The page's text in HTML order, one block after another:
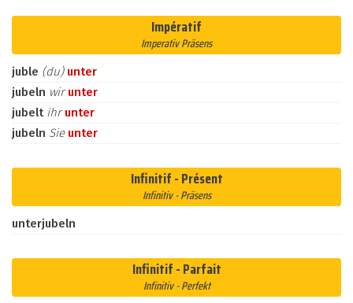
Impératif
Imperativ Präsens
juble (du) unter
jubeln wirunter
jubelt ihrunter
jubeln Sie unter
Infinitif - Présent
Infinitiv - Präsens
unterjubeln
Infinitif - Parfait
Infinitiv - Perfekt